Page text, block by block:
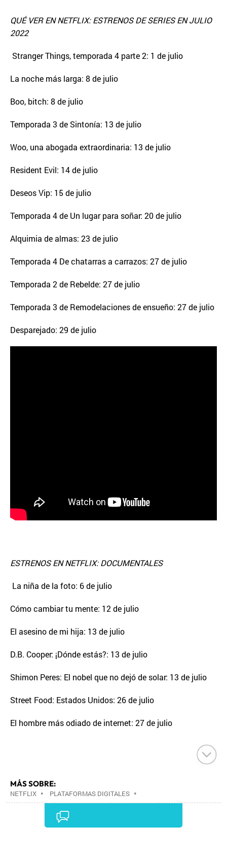
QUÉ VER EN NETFLIX: ESTRENOS DE SERIES EN JULIO
2022
Stranger Things, temporada 4 parte 2: 1 de julio
La noche más larga: 8 de julio
Boo, bitch: 8 de julio
Temporada 3 de Sintonía: 13 de julio
Woo, una abogada extraordinaria: 13 de julio
Resident Evil: 14 de julio
Deseos Vip: 15 de julio
Temporada 4 de Un lugar para soñar: 20 de julio
Alquimia de almas: 23 de julio
Temporada 4 De chatarras a carrazos: 27 de julio
Temporada 2 de Rebelde: 27 de julio
Temporada 3 de Remodelaciones de ensueño: 27 de julio
Desparejado: 29 de julio
ESTRENOS EN NETFLIX: DOCUMENTALES
La niña de la foto: 6 de julio
Cómo cambiar tu mente: 12 de julio
El asesino de mi hija: 13 de julio
D.B. Cooper: ¡Dónde estás?: 13 de julio
Shimon Peres: El nobel que no dejó de solar: 13 de julio
Street Food: Estados Unidos: 26 de julio
El hombre más odiado de internet: 27 de julio
MÁS SOBRE:
NETFLIX • PLATAFORMAS DIGITALES •
TELEVISIÓN IP•TELEVISIÓN•INTERNET•
•ECONOMÍA
MEDIOS COMUNICACIÓN•COMUNICACIONES•